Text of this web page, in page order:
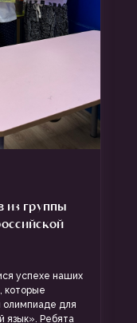
из группы
успехе наших
которые
олимпиаде для
язык». Ребята